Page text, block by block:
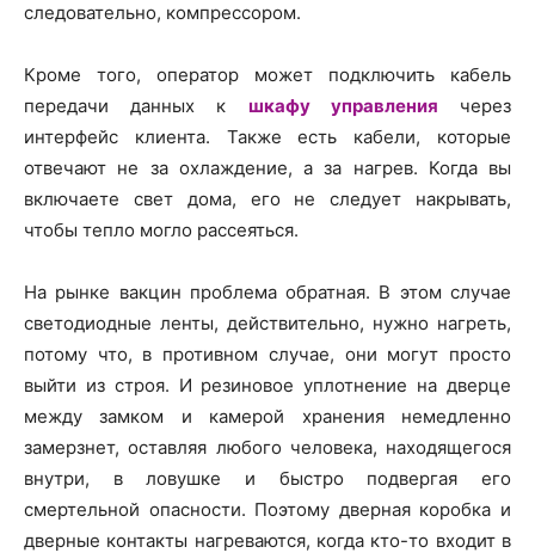
следовательно, компрессором.
Кроме того, оператор может подключить кабель
передачи данных к шкафу управления через
интерфейс клиента. Также есть кабели, которые
отвечают не за охлаждение, а за нагрев. Когда вы
включаете свет дома, его не следует накрывать,
чтобы тепло могло рассеяться.
На рынке вакцин проблема обратная. В этом случае
светодиодные ленты, действительно, нужно нагреть,
потому что, в противном случае, они могут просто
выйти из строя. И резиновое уплотнение на дверце
между замком и камерой хранения немедленно
замерзнет, оставляя любого человека, находящегося
внутри, в ловушке и быстро подвергая его
смертельной опасности. Поэтому дверная коробка и
дверные контакты нагреваются, когда кто-то входит в